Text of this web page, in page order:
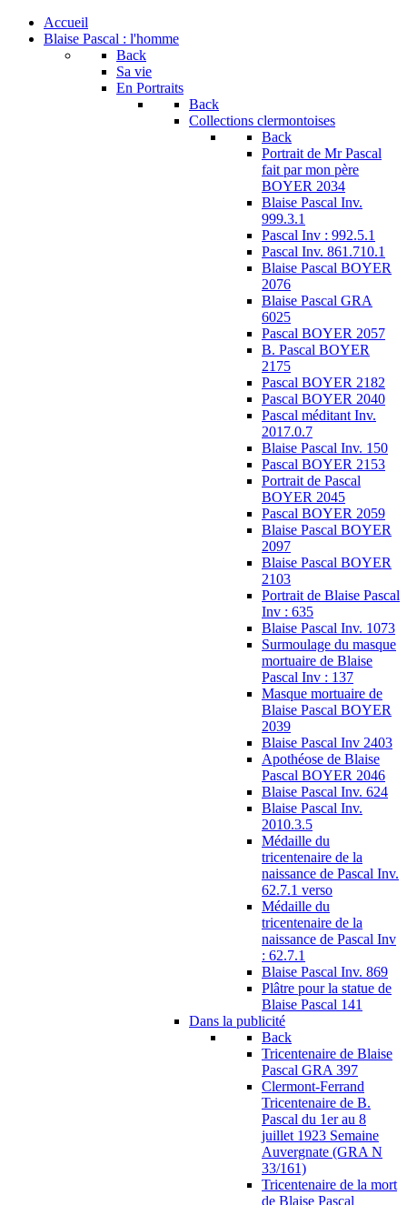
Accueil
Blaise Pascal : l'homme
Back
Sa vie
En Portraits
Back
Collections clermontoises
Back
Portrait de Mr Pascal
fait par mon père
BOYER 2034
Blaise Pascal Inv.
999.3.1
Pascal Inv : 992.5.1
Pascal Inv. 861.710.1
Blaise Pascal BOYER
2076
Blaise Pascal GRA
6025
Pascal BOYER 2057
B. Pascal BOYER
2175
Pascal BOYER 2182
Pascal BOYER 2040
Pascal méditant Inv.
2017.0.7
Blaise Pascal Inv. 150
Pascal BOYER 2153
Portrait de Pascal
BOYER 2045
Pascal BOYER 2059
Blaise Pascal BOYER
2097
Blaise Pascal BOYER
2103
Portrait de Blaise Pascal
Inv : 635
Blaise Pascal Inv. 1073
Surmoulage du masque
mortuaire de Blaise
Pascal Inv : 137
Masque mortuaire de
Blaise Pascal BOYER
2039
Blaise Pascal Inv 2403
Apothéose de Blaise
Pascal BOYER 2046
Blaise Pascal Inv. 624
Blaise Pascal Inv.
2010.3.5
Médaille du
tricentenaire de la
naissance de Pascal Inv.
62.7.1 verso
Médaille du
tricentenaire de la
naissance de Pascal Inv
: 62.7.1
Blaise Pascal Inv. 869
Plâtre pour la statue de
Blaise Pascal 141
Dans la publicité
Back
Tricentenaire de Blaise
Pascal GRA 397
Clermont-Ferrand
Tricentenaire de B.
Pascal du 1er au 8
juillet 1923 Semaine
Auvergnate (GRA N
33/161)
Tricentenaire de la mort
de Blaise Pascal